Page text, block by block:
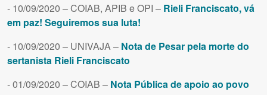
- 10/09/2020 – COIAB, APIB e OPI – Rieli Franciscato, vá
em paz! Seguiremos sua luta!
- 10/09/2020 – UNIVAJA – Nota de Pesar pela morte do
sertanista Rieli Franciscato
- 01/09/2020 – COIAB – Nota Pública de apoio ao povo